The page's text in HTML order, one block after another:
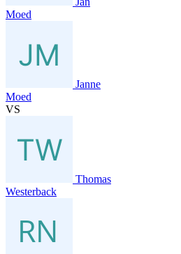
Moed
Janne
Moed
VS
Thomas
Westerback